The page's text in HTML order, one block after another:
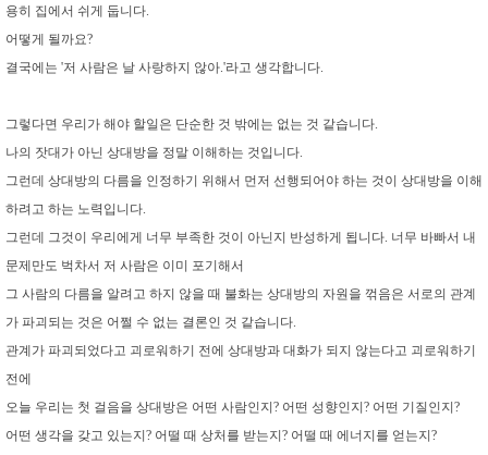
용히 집에서 쉬게 둡니다.
어떻게 될까요?
결국에는 '저 사람은 날 사랑하지 않아.'라고 생각합니다.
그렇다면 우리가 해야 할일은 단순한 것 밖에는 없는 것 같습니다.
나의 잣대가 아닌 상대방을 정말 이해하는 것입니다.
그런데 상대방의 다름을 인정하기 위해서 먼저 선행되어야 하는 것이 상대방을 이해
하려고 하는 노력입니다.
그런데 그것이 우리에게 너무 부족한 것이 아닌지 반성하게 됩니다. 너무 바빠서 내
문제만도 벅차서 저 사람은 이미 포기해서
그 사람의 다름을 알려고 하지 않을 때 불화는 상대방의 자원을 꺾음은 서로의 관계
가 파괴되는 것은 어쩔 수 없는 결론인 것 같습니다.
관계가 파괴되었다고 괴로워하기 전에 상대방과 대화가 되지 않는다고 괴로워하기
전에
오늘 우리는 첫 걸음을 상대방은 어떤 사람인지? 어떤 성향인지? 어떤 기질인지?
어떤 생각을 갖고 있는지? 어떨 때 상처를 받는지? 어떨 때 에너지를 얻는지?